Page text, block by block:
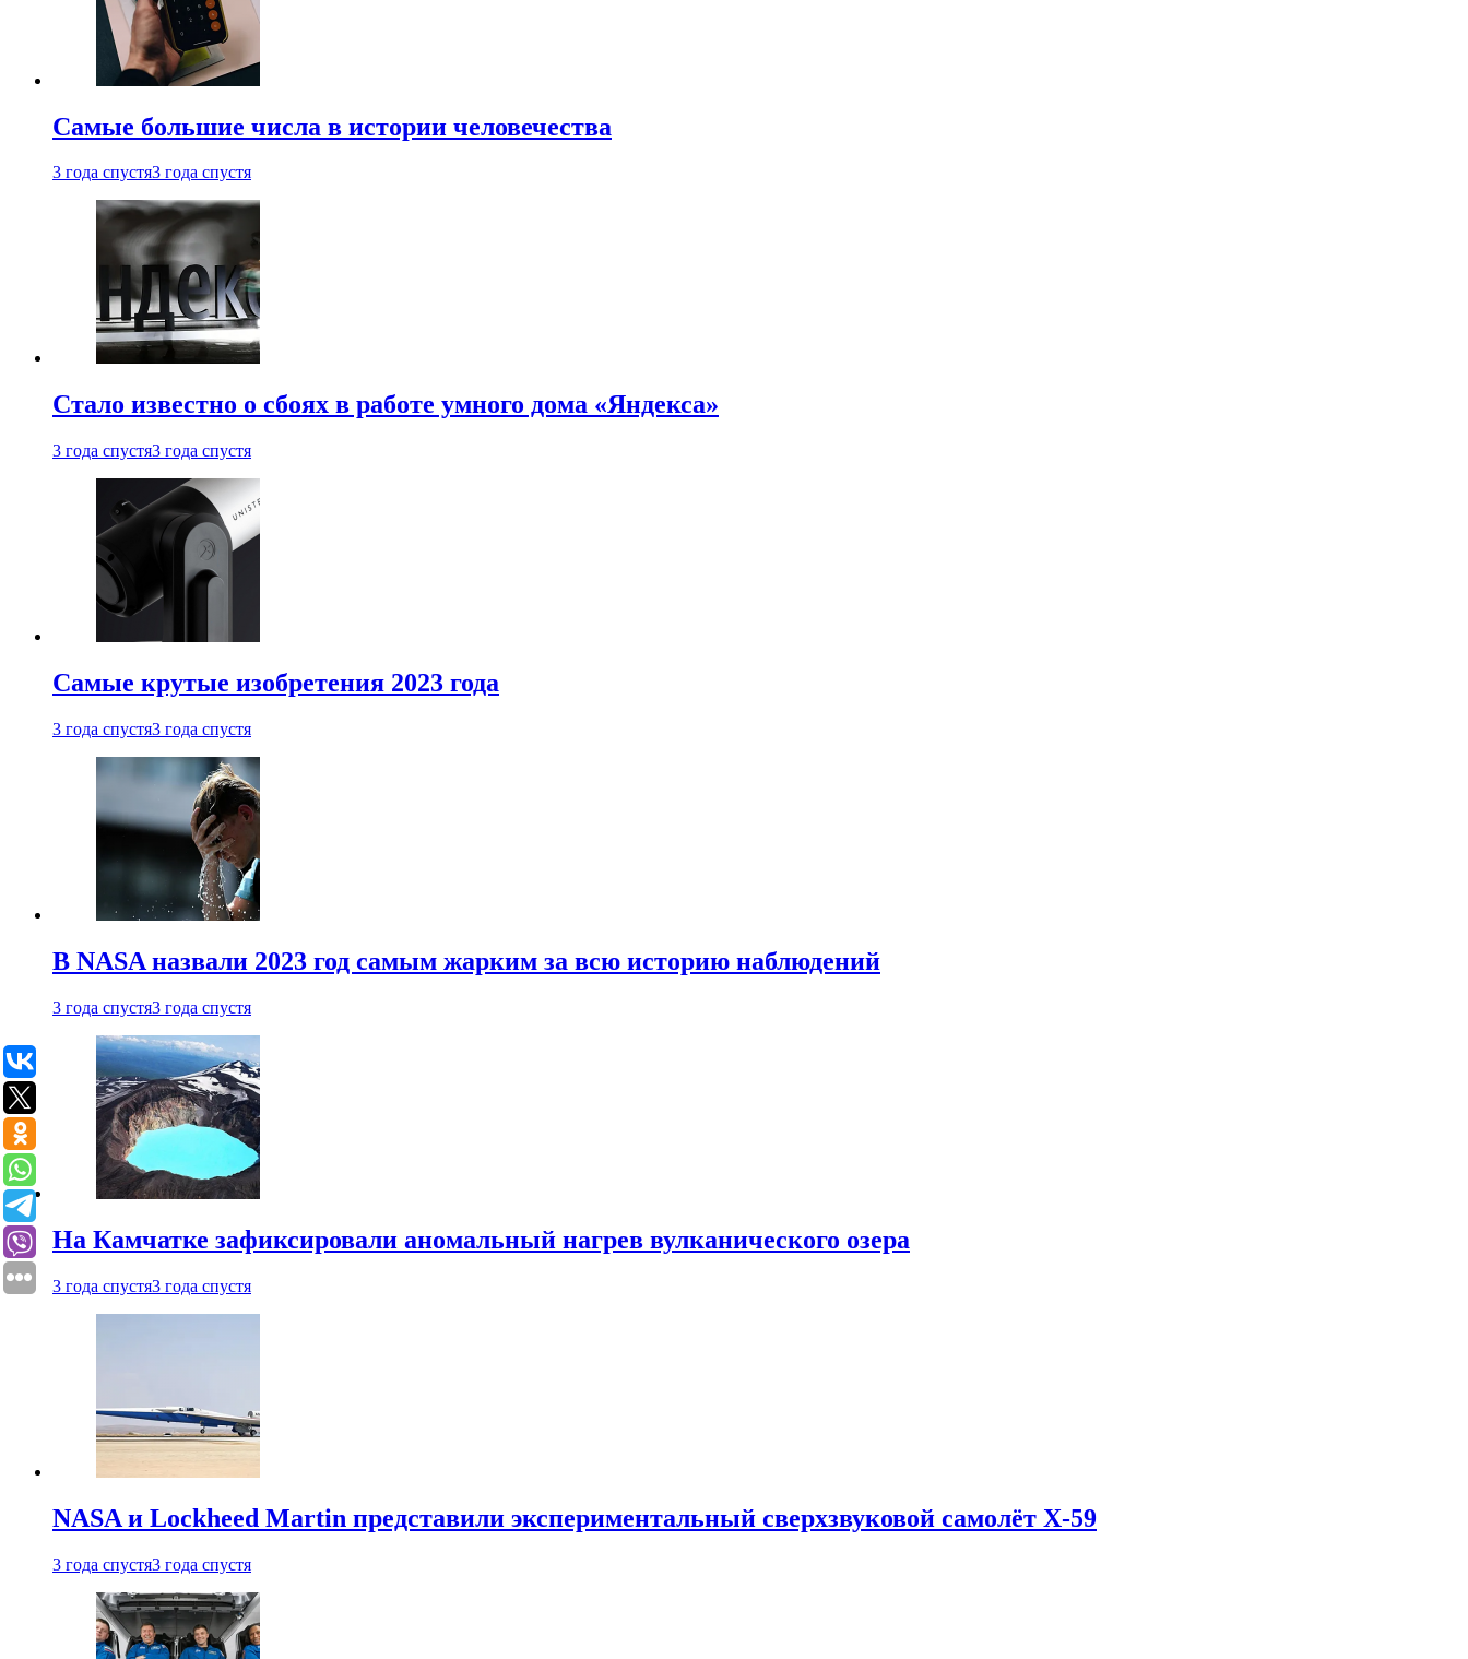
Самые большие числа в истории человечества
3 года спустя3 года спустя
Стало известно о сбоях в работе умного дома «Яндекса»
3 года спустя3 года спустя
Самые крутые изобретения 2023 года
3 года спустя3 года спустя
В NASA назвали 2023 год самым жарким за всю историю наблюдений
3 года спустя3 года спустя
На Камчатке зафиксировали аномальный нагрев вулканического озера
3 года спустя3 года спустя
NASA и Lockheed Martin представили экспериментальный сверхзвуковой самолёт X-59
3 года спустя3 года спустя